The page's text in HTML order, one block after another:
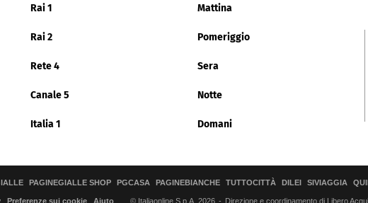
Rai 1 Mattina
Rai 2 Pomeriggio
Rete 4 Sera
Canale 5 Notte
Italia 1 Domani
PAGINEGIALLE SHOP PGCASA PAGINEBIANCHE TUTTOCITTÀ DILEI SIVIAGGIA
Preferenze sui cookie Aiuto © Italiaonline S.p.A. 2026 Direzione e coordinamento di Libero